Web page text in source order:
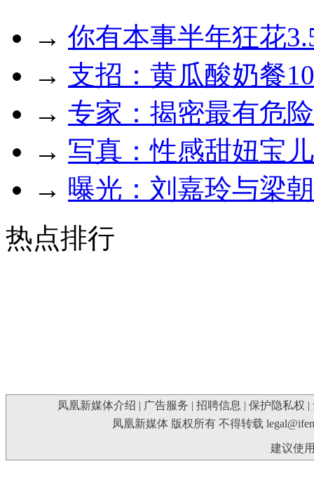
→ 你有本事半年狂花
→ 支招：黄瓜酸奶餐
→ 专家：揭密最有危
→ 写真：性感甜妞宝
→ 曝光：刘嘉玲与梁
热点排行
凤凰新媒体介绍 | 广告服务 | 招聘信息 | 保护隐私权 |
凤凰新媒体 版权所有 不得转载
建议使